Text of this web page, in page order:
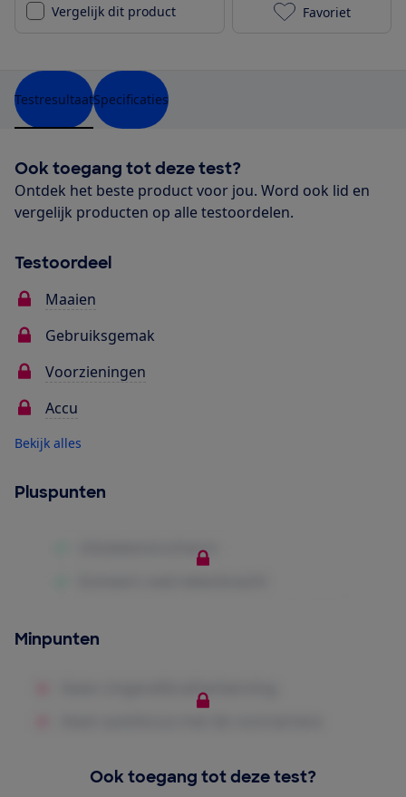
Vergelijk dit product Einhell GE-
Favoriet
TestresultaatSpecificaties
Ook toegang tot deze test?
Ontdek het beste product voor jou. Word ook lid en
vergelijk producten op alle testoordelen.
Testoordeel
Maaien
Gebruiksgemak
Voorzieningen
Accu
Bekijk alles
Pluspunten
Minpunten
Ook toegang tot deze test?